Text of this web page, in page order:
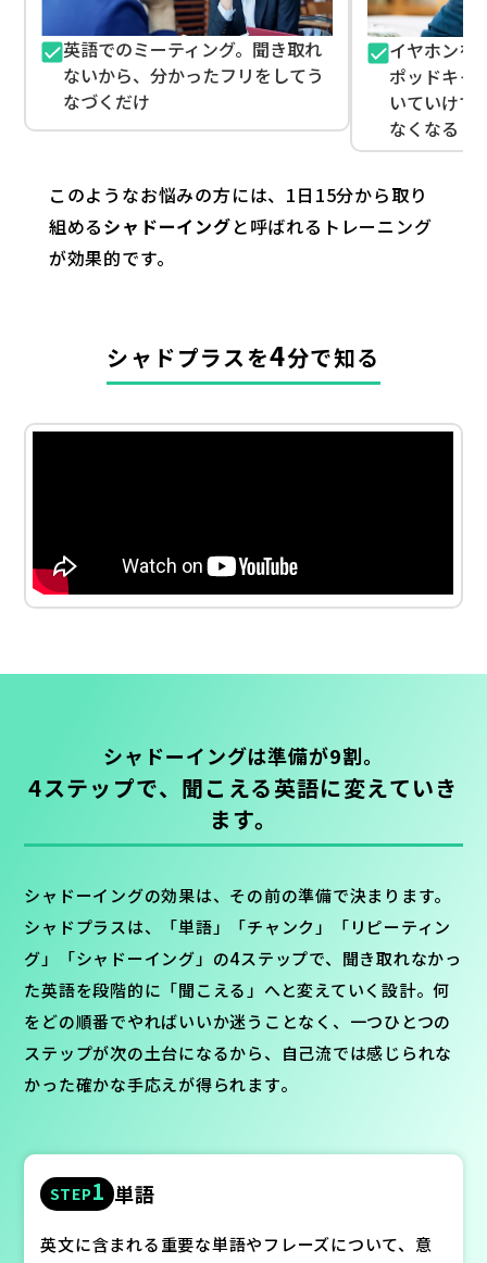
英語でのミーティング。聞き取れ
ないから、分かったフリをしてう
なづくだけ
イヤホンを
ポッドキャ
いていけて
なくなる
このようなお悩みの方には、 1日15分から取り
組めるシャドーイングと呼ばれるトレーニング
が効果的です。
シャドプラスを4分で知る
シャドーイングは準備が9割。
4ステップで、聞こえる英語に変えていき
ます。
シャドーイングの効果は、その前の準備で決まります。
シャドプラスは、「単語」「チャンク」「リピーティン
グ」「シャドーイング」の4ステップで、聞き取れなかっ
た英語を段階的に「聞こえる」へと変えていく設計。何
をどの順番でやればいいか迷うことなく、一つひとつの
ステップが次の土台になるから、自己流では感じられな
かった確かな手応えが得られます。
STEP1 単語
英文に含まれる重要な単語やフレーズについて、意